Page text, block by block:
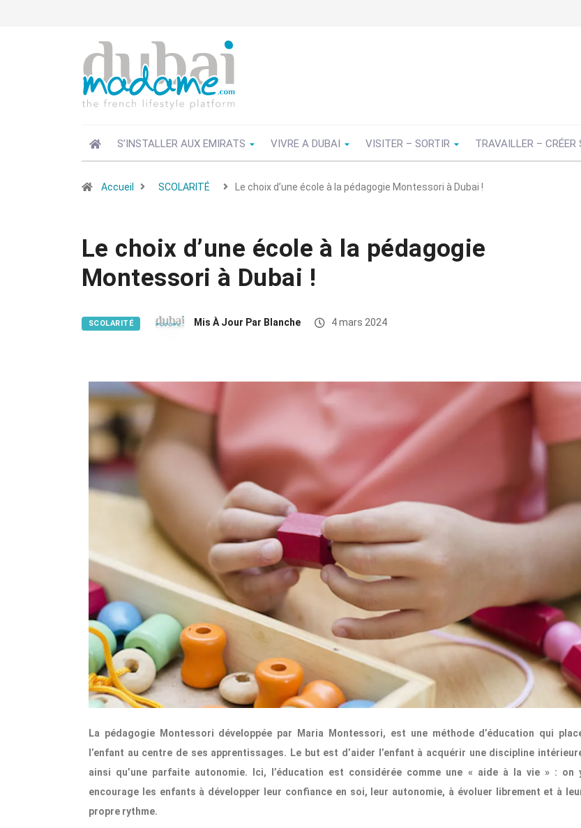
S’INSTALLER AUX EMIRATS VIVRE A DUBAI VISITER – SORTIR TRAVAILLER – CRÉER
Accueil SCOLARITÉ Le choix d’une école à la pédagogie Montessori à Dubai !
Le choix d’une école à la pédagogie
Montessori à Dubai !
SCOLARITÉ Mis À Jour Par Blanche 4 mars 2024
La pédagogie Montessori développée par Maria Montessori, est une méthode d’éducation qui
l’enfant au centre de ses apprentissages. Le but est d’aider l’enfant à acquérir une discipline
ainsi qu’une parfaite autonomie. Ici, l’éducation est considérée comme une « aide à la vie » : on
encourage les enfants à développer leur confiance en soi, leur autonomie, à évoluer librement et à
propre rythme.